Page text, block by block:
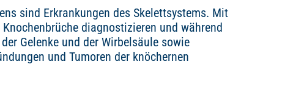
sind Erkrankungen des Skelettsystems. Mit
diagnostizieren und während
Gelenke und der Wirbelsäule sowie
und Tumoren der knöchernen